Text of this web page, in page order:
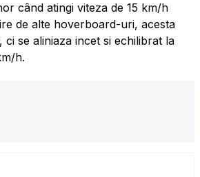
când atingi viteza de 15 km/h
de alte hoverboard-uri, acesta
se aliniaza incet si echilibrat la
h.